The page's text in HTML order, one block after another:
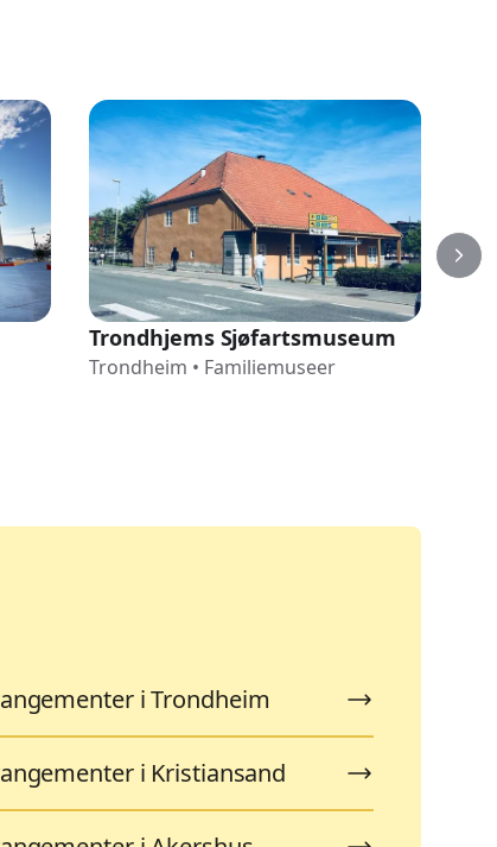
Trondhjems Sjøfartsmuseum
Trondheim • Familiemuseer
i Trondheim
i Kristiansand